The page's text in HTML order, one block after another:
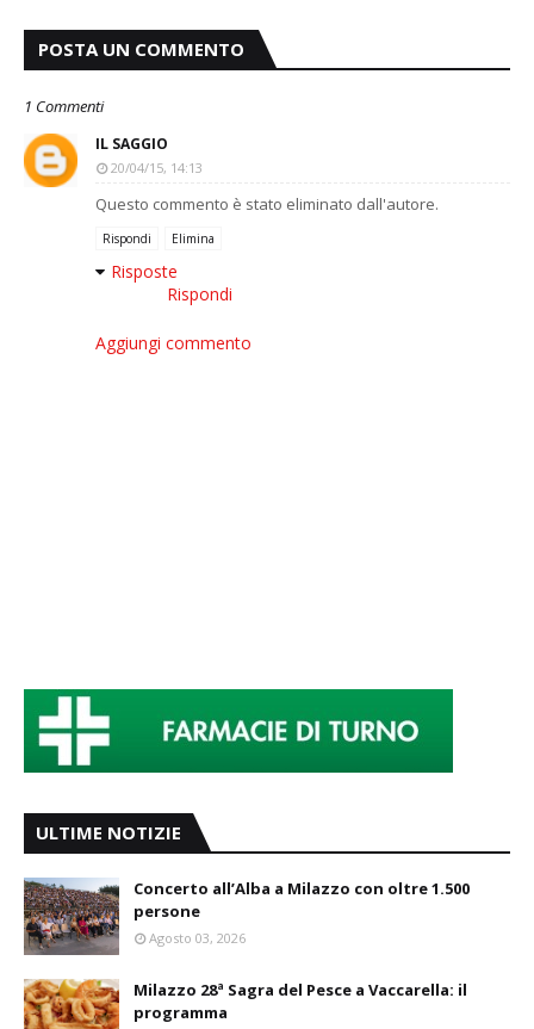
POSTA UN COMMENTO
1 Commenti
IL SAGGIO
20/04/15, 14:13
Questo commento è stato eliminato dall'autore.
Rispondi Elimina
Risposte
Rispondi
Aggiungi commento
ULTIME NOTIZIE
Concerto all’Alba a Milazzo con oltre 1.500
persone
Agosto 03, 2026
Milazzo 28ª Sagra del Pesce a Vaccarella: il
programma